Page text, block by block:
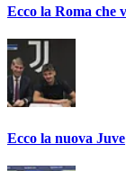
Ecco la Roma che
Ecco la nuova Juve